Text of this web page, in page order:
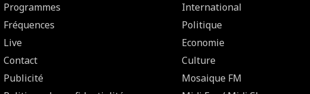
Programmes
Fréquences
Live
Contact
Publicité
International
Politique
Economie
Culture
Mosaique FM